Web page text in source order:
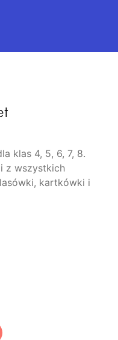
klas 4, 5, 6, 7, 8.
z wszystkich
kartkówki i